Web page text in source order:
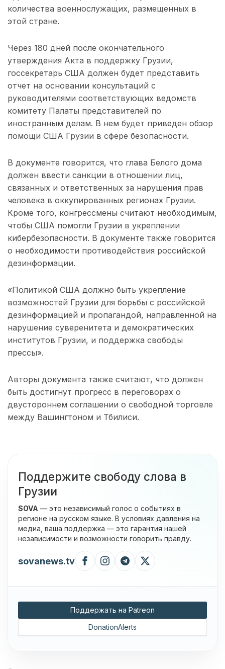
количества военнослужащих, размещенных в
этой стране.
Через 180 дней после окончательного
утверждения Акта в поддержку Грузии,
госсекретарь США должен будет представить
отчет на основании консультаций с
руководителями соответствующих ведомств
комитету Палаты представителей по
иностранным делам. В нем будет приведен обзор
помощи США Грузии в сфере безопасности.
В документе говорится, что глава Белого дома
должен ввести санкции в отношении лиц,
связанных и ответственных за нарушения прав
человека в оккупированных регионах Грузии.
Кроме того, конгрессмены считают необходимым,
чтобы США помогли Грузии в укреплении
кибербезопасности. В документе также говорится
о необходимости противодействия российской
дезинформации.
«Политикой США должно быть укрепление
возможностей Грузии для борьбы с российской
дезинформацией и пропагандой, направленной на
нарушение суверенитета и демократических
институтов Грузии, и поддержка свободы
прессы».
Авторы документа также считают, что должен
быть достигнут прогресс в переговорах о
двустороннем соглашении о свободной торговле
между Вашингтоном и Тбилиси.
Поддержите свободу слова в
Грузии
SOVA — это независимый голос о событиях в
регионе на русском языке. В условиях давления на
медиа, ваша поддержка — это гарантия нашей
независимости и возможности говорить правду.
sovanews.tv
Поддержать на Patreon
DonationAlerts